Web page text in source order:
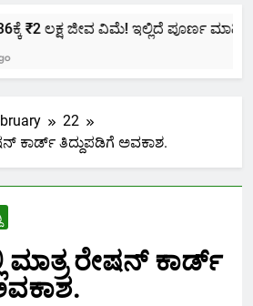
₹2 ಲಕ್ಷ ಜೀವ ವಿಮೆ! ಇಲ್ಲಿದೆ ಪೂರ್ಣ ಮಾಹಿತಿ.
22
ಕಾರ್ಡ್ ತಿದ್ದುಪಡಿಗೆ ಅವಕಾಶ.
ಮಾತ್ರ ರೇಷನ್ ಕಾರ್ಡ್